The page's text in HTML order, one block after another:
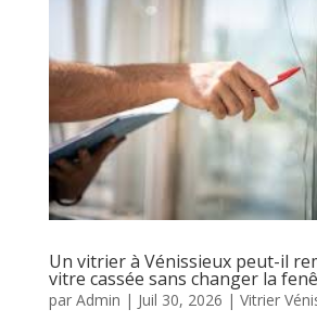
Un vitrier à Vénissieux peut-il
vitre cassée sans changer la
par Admin | Juil 30, 2026 | Vitrier